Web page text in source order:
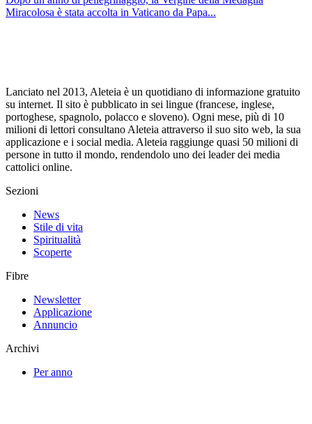
Miracolosa è stata accolta in Vaticano da Papa...
Lanciato nel 2013, Aleteia è un quotidiano di informazione gratuito
su internet. Il sito è pubblicato in sei lingue (francese, inglese,
portoghese, spagnolo, polacco e sloveno). Ogni mese, più di 10
milioni di lettori consultano Aleteia attraverso il suo sito web, la sua
applicazione e i social media. Aleteia raggiunge quasi 50 milioni di
persone in tutto il mondo, rendendolo uno dei leader dei media
cattolici online.
Sezioni
News
Stile di vita
Spiritualità
Scoperte
Fibre
Newsletter
Applicazione
Annuncio
Archivi
Per anno